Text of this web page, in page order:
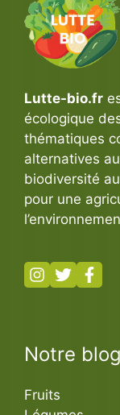
Lutte-bio.fr
écologique
thématiques
alternatives
biodiversité
pour une
Notre blog
Fruits